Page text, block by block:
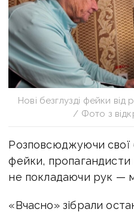
Нові безглузді фейки від
/ Фото з
Розповсюджуючи свої
фейки,
не покладаючи рук —
«Вчасно» зібрали